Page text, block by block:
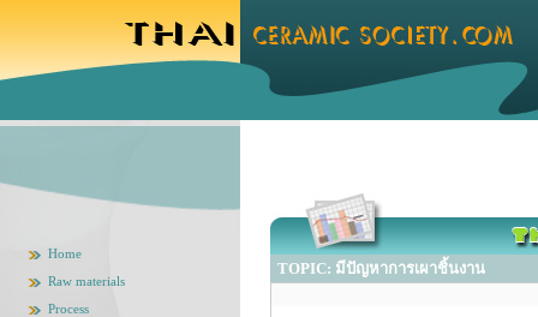
Home
Raw materials
Process
TOPIC: มีปัญหาการเผาชิ้นงาน